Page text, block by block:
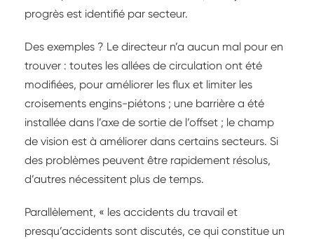
progrès est identifié par secteur.
Des exemples ? Le directeur n’a aucun mal pour en
trouver : toutes les allées de circulation ont été
modifiées, pour améliorer les flux et limiter les
croisements engins-piétons ; une barrière a été
installée dans l’axe de sortie de l’offset ; le champ
de vision est à améliorer dans certains secteurs. Si
des problèmes peuvent être rapidement résolus,
d’autres nécessitent plus de temps.
Parallèlement, « les accidents du travail et
presqu’accidents sont discutés, ce qui constitue un